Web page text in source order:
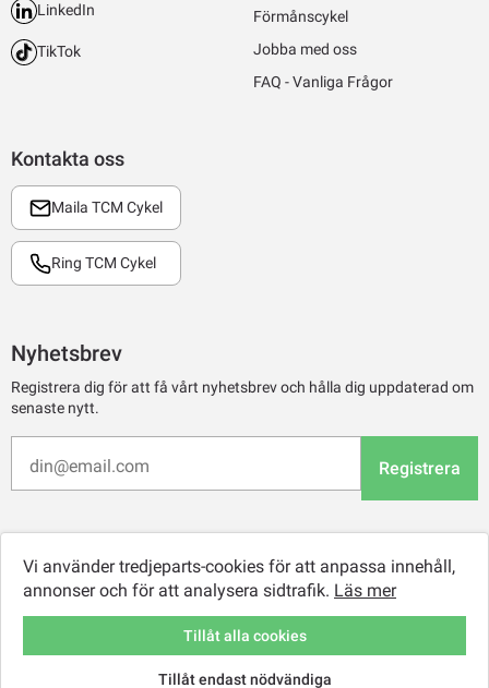
Kontakta oss
Maila TCM Cykel
Ring TCM Cykel
LinkedIn
TikTok
Förmånscykel
Jobba med oss
FAQ - Vanliga Frågor
Nyhetsbrev
Registrera dig för att få vårt nyhetsbrev och hålla dig uppdaterad om
senaste nytt.
Registrera
© 2026 TCM Online Retail AB
Vi använder tredjeparts-cookies för att anpassa innehåll,
annonser och för att analysera sidtrafik. Läs mer
Tillåt endast nödvändiga
Tillåt alla cookies